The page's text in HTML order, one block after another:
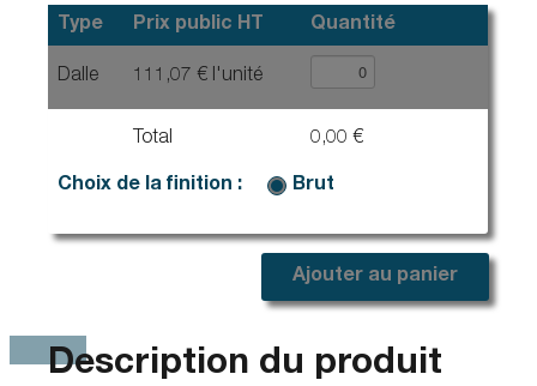
Type Prix public HT Quantité
Total 0,00 €
Choix de la finition : Brut
Dalle 111,07 € l'unité
Ajouter au panier
Description du produit